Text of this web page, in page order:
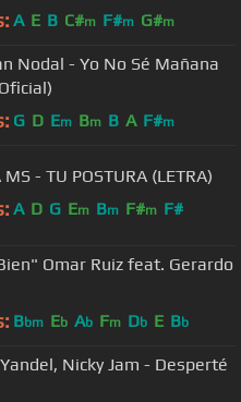
A E B C#m F#m G#m
Nodal - Yo No Sé Mañana
G D Em Bm B A F#m
- TU POSTURA (LETRA)
A D G Em Bm F#m F#
Omar Ruiz feat. Gerardo
Bbm Eb Ab Fm Db E Bb
Nicky Jam - Desperté